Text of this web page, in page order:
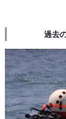
過去